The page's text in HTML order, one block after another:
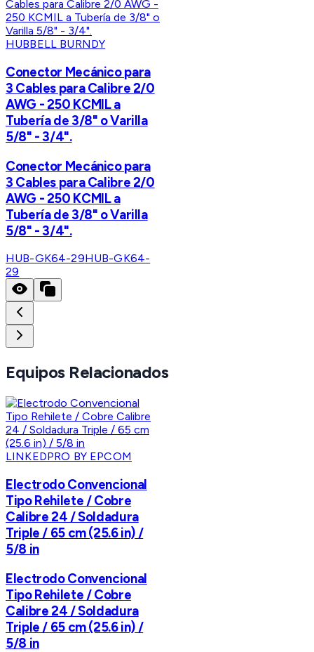
HUBBELL BURNDY
Conector Mecánico para
3 Cables para Calibre 2/0
AWG - 250 KCMIL a
Tubería de 3/8" o Varilla
5/8" - 3/4".
Conector Mecánico para
3 Cables para Calibre 2/0
AWG - 250 KCMIL a
Tubería de 3/8" o Varilla
5/8" - 3/4".
HUB-GK64-29HUB-GK64-
29
Equipos Relacionados
LINKEDPRO BY EPCOM
Electrodo Convencional
Tipo Rehilete / Cobre
Calibre 24 / Soldadura
Triple / 65 cm (25.6 in) /
5/8 in
Electrodo Convencional
Tipo Rehilete / Cobre
Calibre 24 / Soldadura
Triple / 65 cm (25.6 in) /
5/8 in